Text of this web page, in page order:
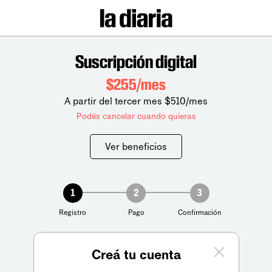
Suscripción digital
$255/mes
A partir del tercer mes $510/mes
Podés cancelar cuando quieras
Ver beneficios
1
Registro
2
Pago
3
Confirmación
Creá tu cuenta